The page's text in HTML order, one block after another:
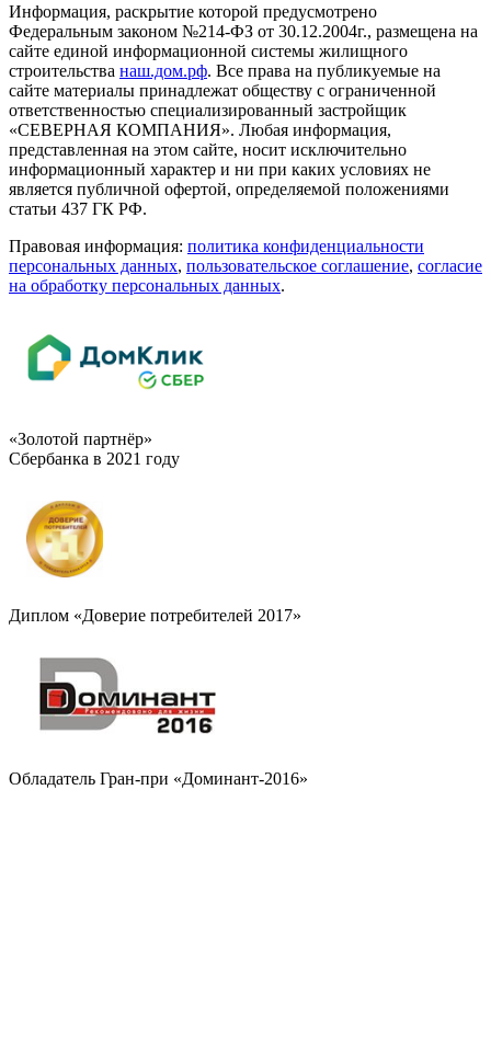
Информация, раскрытие которой предусмотрено
Федеральным законом №214-ФЗ от 30.12.2004г., размещена на
сайте единой информационной системы жилищного
строительства наш.дом.рф. Все права на публикуемые на
сайте материалы принадлежат обществу с ограниченной
ответственностью специализированный застройщик
«СЕВЕРНАЯ КОМПАНИЯ». Любая информация,
представленная на этом сайте, носит исключительно
информационный характер и ни при каких условиях не
является публичной офертой, определяемой положениями
статьи 437 ГК РФ.
Правовая информация: политика конфиденциальности
персональных данных, пользовательское cоглашение, cогласие
на обработку персональных данных.
«Золотой партнёр»
Сбербанка в 2021 году
Диплом «Доверие потребителей 2017»
Обладатель Гран-при «Доминант-2016»